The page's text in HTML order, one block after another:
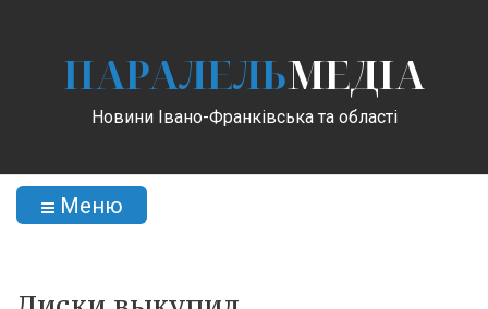
ПАРАЛЕЛЬМЕДІА
Новини Івано-Франківська та області
Меню